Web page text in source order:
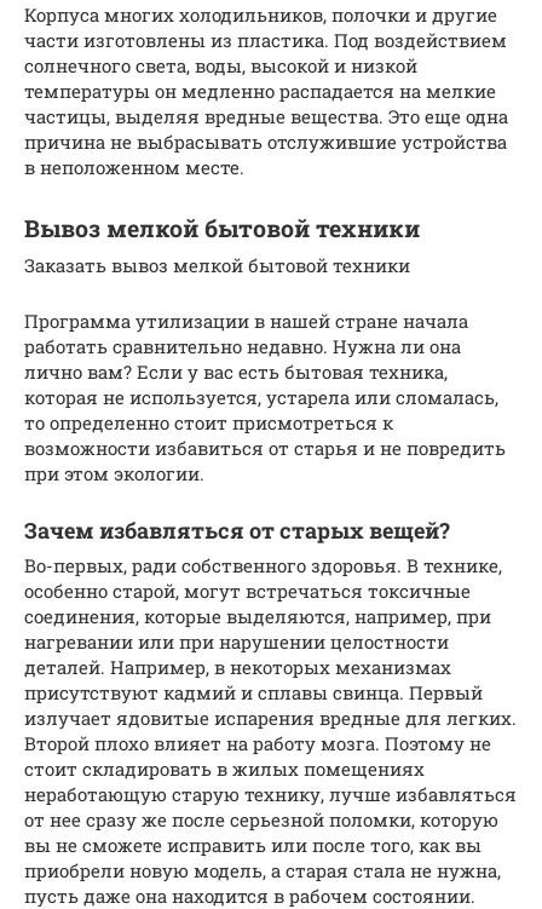
Корпуса многих холодильников, полочки и другие
части изготовлены из пластика. Под воздействием
солнечного света, воды, высокой и низкой
температуры он медленно распадается на мелкие
частицы, выделяя вредные вещества. Это еще одна
причина не выбрасывать отслужившие устройства
в неположенном месте.
Вывоз мелкой бытовой техники
Заказать вывоз мелкой бытовой техники
Программа утилизации в нашей стране начала
работать сравнительно недавно. Нужна ли она
лично вам? Если у вас есть бытовая техника,
которая не используется, устарела или сломалась,
то определенно стоит присмотреться к
возможности избавиться от старья и не повредить
при этом экологии.
Зачем избавляться от старых вещей?
Во-первых, ради собственного здоровья. В технике,
особенно старой, могут встречаться токсичные
соединения, которые выделяются, например, при
нагревании или при нарушении целостности
деталей. Например, в некоторых механизмах
присутствуют кадмий и сплавы свинца. Первый
излучает ядовитые испарения вредные для легких.
Второй плохо влияет на работу мозга. Поэтому не
стоит складировать в жилых помещениях
неработающую старую технику, лучше избавляться
от нее сразу же после серьезной поломки, которую
вы не сможете исправить или после того, как вы
приобрели новую модель, а старая стала не нужна,
пусть даже она находится в рабочем состоянии.